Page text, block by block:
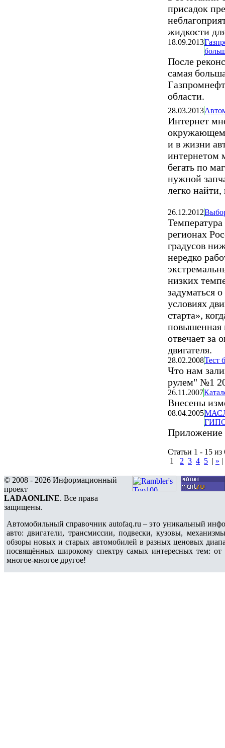
присадок
жидкости
18.09.2013
После
самая
области.
28.03.2013
Интернет
окружающем
и в жизни
интернетом
бегать по
нужной
легко
26.12.2012
регионах
градусов
нередко
низких
задуматься
условиях
старта»,
повышенная
отвечает за
двигателя.
28.02.2008Тест
Что нам
рулем" №1
26.11.2007
Внесены
08.04.2005
Статьи 1 - 15 из
1
2 3 4 5 | »
© 2008 - 2026 Информационный
проект
LADAONLINE. Все права
защищены.
Автомобильный справочник autofaq.ru – это уникальный
авто: двигатели, трансмиссии, подвески, кузовы,
обзоры новых и старых автомобилей в разных ценовых
посвящённых широкому спектру самых интересных тем:
многое-многое другое!